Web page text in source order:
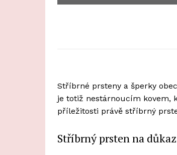
Stříbrné prsteny a šperky
je totiž nestárnoucím kovem,
příležitosti právě stříbrný
Stříbrný prsten na